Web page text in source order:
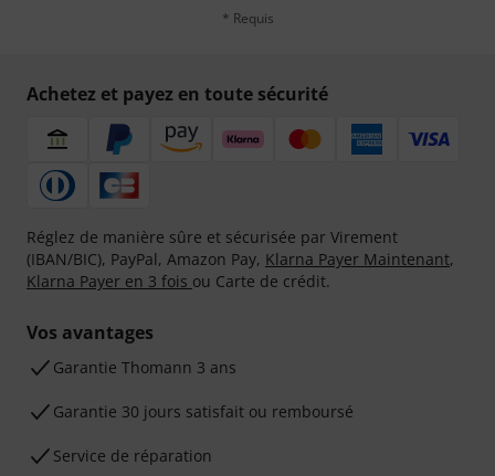
* Requis
Achetez et payez en toute sécurité
Réglez de manière sûre et sécurisée par Virement
(IBAN/BIC), PayPal, Amazon Pay, Klarna Payer Maintenant,
Klarna Payer en 3 fois ou Carte de crédit.
Vos avantages
Ga­ran­tie Thomann 3 ans
Garantie 30 jours satisfait ou remboursé
Service de réparation